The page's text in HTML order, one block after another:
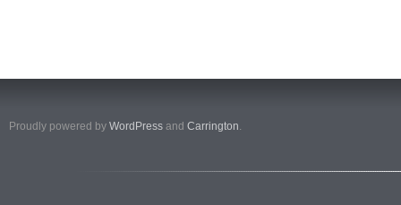
Proudly powered by WordPress and Carrington